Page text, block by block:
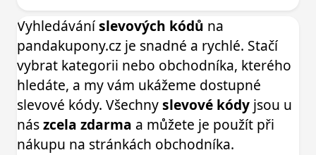
Vyhledáváníslevových kódů na
pandakupony.cz je snadné a rychlé. Stačí
vybrat kategorii nebo obchodníka, kterého
hledáte, a my vám ukážeme dostupné
slevové kódy. Všechnyslevové kódy jsou u
nászcela zdarma a můžete je použít při
nákupu na stránkách obchodníka.